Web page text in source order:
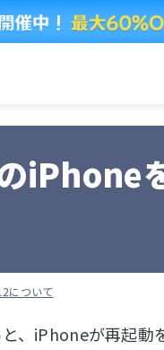
iPhone
について
、iPhoneが再起動